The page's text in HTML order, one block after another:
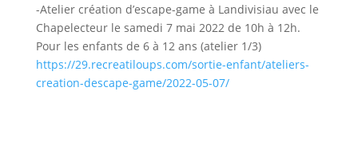
-Atelier création d’escape-game à Landivisiau avec le
Chapelecteur le samedi 7 mai 2022 de 10h à 12h.
Pour les enfants de 6 à 12 ans (atelier 1/3)
https://29.recreatiloups.com/sortie-enfant/ateliers-
creation-descape-game/2022-05-07/